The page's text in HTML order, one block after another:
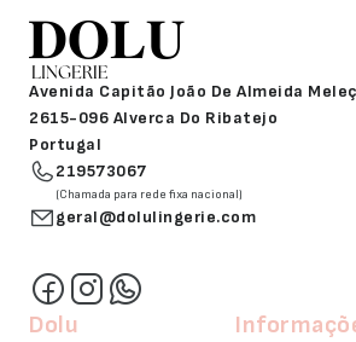
Avenida Capitão João De Almeida
2615-096 Alverca Do Ribatejo
Portugal
219573067
(Chamada para rede fixa nacional)
geral@dolulingerie.com
Dolu